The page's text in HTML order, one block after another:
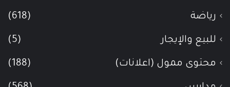
رياضة (618)
للبيع والإيجار (5)
محتوى ممول (اعلانات) (188)